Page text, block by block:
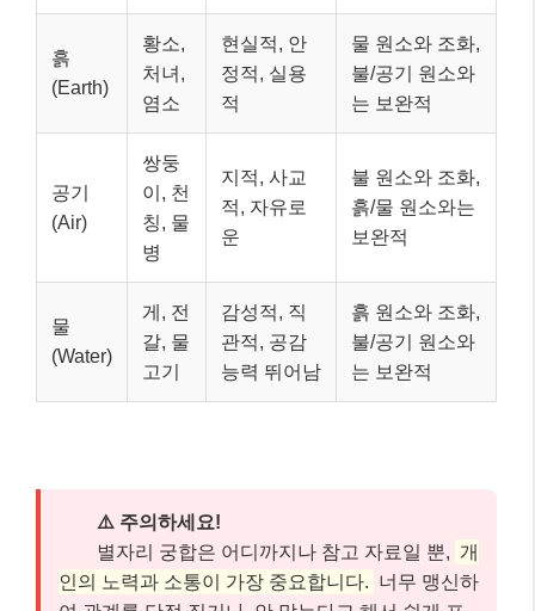
흙
(Earth)
황소,
처녀,
염소
현실적, 안
정적, 실용
적
물 원소와 조화,
불/공기 원소와
는 보완적
공기
(Air)
쌍둥
이, 천
칭, 물
병
지적, 사교
적, 자유로
운
불 원소와 조화,
흙/물 원소와는
보완적
물
(Water)
게, 전
갈, 물
고기
감성적, 직
관적, 공감
능력 뛰어남
흙 원소와 조화,
불/공기 원소와
는 보완적